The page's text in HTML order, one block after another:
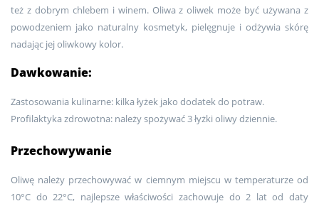
też z dobrym chlebem i winem. Oliwa z oliwek może być używana z
powodzeniem jako naturalny kosmetyk, pielęgnuje i odżywia skórę
nadając jej oliwkowy kolor.
Dawkowanie:
Zastosowania kulinarne: kilka łyżek jako dodatek do potraw.
Profilaktyka zdrowotna: należy spożywać 3 łyżki oliwy dziennie.
Przechowywanie
Oliwę należy przechowywać w ciemnym miejscu w temperaturze od
10°C do 22°C, najlepsze właściwości zachowuje do 2 lat od daty